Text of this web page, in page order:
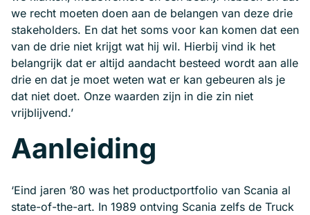
we recht moeten doen aan de belangen van deze drie
stakeholders. En dat het soms voor kan komen dat een
van de drie niet krijgt wat hij wil. Hierbij vind ik het
belangrijk dat er altijd aandacht besteed wordt aan alle
drie en dat je moet weten wat er kan gebeuren als je
dat niet doet. Onze waarden zijn in die zin niet
vrijblijvend.’
Aanleiding
‘Eind jaren ’80 was het productportfolio van Scania al
state-of-the-art. In 1989 ontving Scania zelfs de Truck